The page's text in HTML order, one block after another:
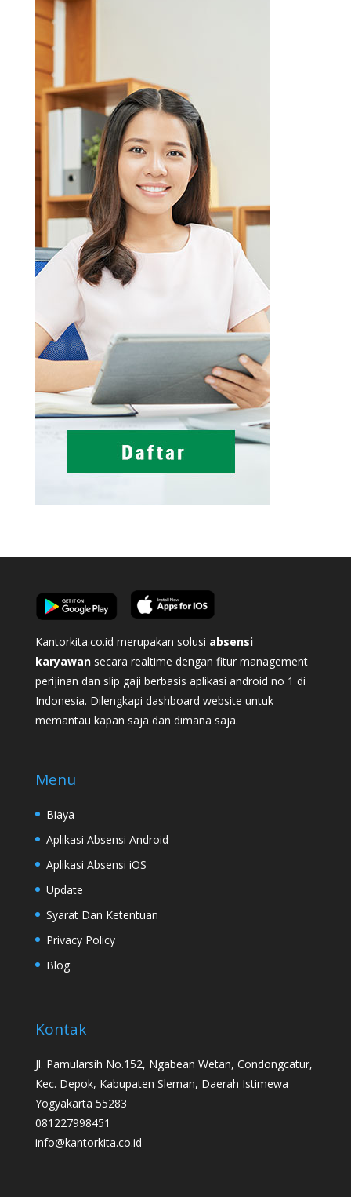
Kantorkita.co.id merupakan solusi absensi
karyawan secara realtime dengan fitur management
perijinan dan slip gaji berbasis aplikasi android no 1 di
Indonesia. Dilengkapi dashboard website untuk
memantau kapan saja dan dimana saja.
Menu
Biaya
Aplikasi Absensi Android
Aplikasi Absensi iOS
Update
Syarat Dan Ketentuan
Privacy Policy
Blog
Kontak
Jl. Pamularsih No.152, Ngabean Wetan, Condongcatur,
Kec. Depok, Kabupaten Sleman, Daerah Istimewa
Yogyakarta 55283
081227998451
info@kantorkita.co.id